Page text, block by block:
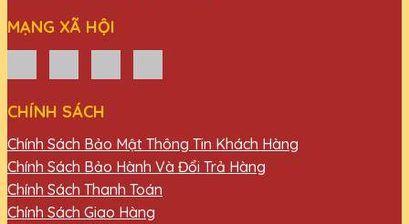
MẠNG XÃ HỘI
CHÍNH SÁCH
Chính Sách Bảo Mật Thông Tin Khách Hàng
Chính Sách Bảo Hành Và Đổi Trả Hàng
Chính Sách Thanh Toán
Chính Sách Giao Hàng